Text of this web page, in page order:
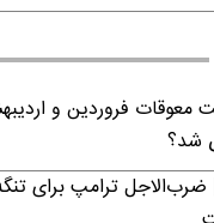
معوقات فروردین و
شد؟
ترامپ برای